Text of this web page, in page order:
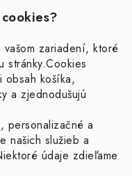
zariadení, ktoré
stránky.Cookies
obsah košíka,
a zjednodušujú
personalizačné a
našich služieb a
údaje zdieľame